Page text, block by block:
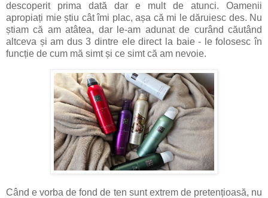
descoperit prima dată dar e mult de atunci. Oamenii
apropiați mie știu cât îmi plac, așa că mi le dăruiesc des. Nu
știam că am atâtea, dar le-am adunat de curând căutând
altceva și am dus 3 dintre ele direct la baie - le folosesc în
funcție de cum mă simt și ce simt că am nevoie.
Când e vorba de fond de ten sunt extrem de pretențioasă, nu